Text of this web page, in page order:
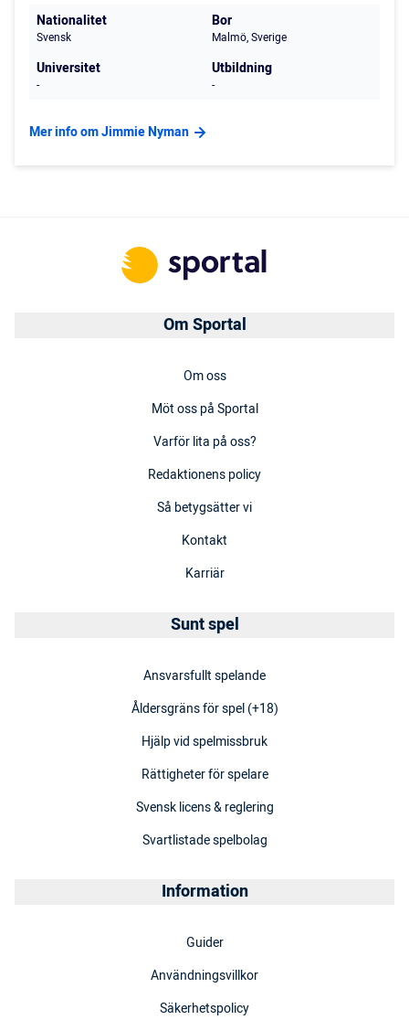
Nationalitet
Svensk
Bor
Malmö, Sverige
Universitet
-
Utbildning
-
Mer info om Jimmie Nyman
Om Sportal
Om oss
Möt oss på Sportal
Varför lita på oss?
Redaktionens policy
Så betygsätter vi
Kontakt
Karriär
Sunt spel
Ansvarsfullt spelande
Åldersgräns för spel (+18)
Hjälp vid spelmissbruk
Rättigheter för spelare
Svensk licens & reglering
Svartlistade spelbolag
Information
Guider
Användningsvillkor
Säkerhetspolicy